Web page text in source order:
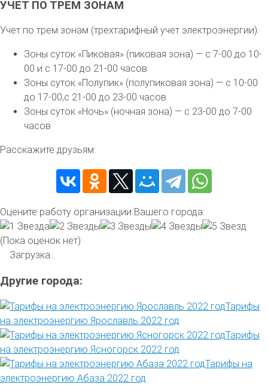
УЧЕТ ПО ТРЕМ ЗОНАМ
Учет по трем зонам (трехтарифный учет электроэнергии):
Зоны суток «Пиковая» (пиковая зона) — с 7-00 до 10-
00 и с 17-00 до 21-00 часов
Зоны суток «Полупик» (полупиковая зона) — с 10-00
до 17-00,с 21-00 до 23-00 часов
Зоны суток «Ночь» (ночная зона) — с 23-00 до 7-00
часов
Расскажите друзьям:
Оцените работу организации Вашего города:
(Пока оценок нет)
Загрузка...
Другие города:
Тарифы
на электроэнергию Ярославль 2022 год
Тарифы
на электроэнергию Ясногорск 2022 год
Тарифы на
электроэнергию Абаза 2022 год